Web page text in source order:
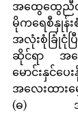
အထွေထွေညီလ
မိုကရေစီနှုန်
အလုံးစုံခြုံငုံပ
ဆိုင်ရာ အရ
မောင်းနှ
အလေးထားမျှ
(ဓ)